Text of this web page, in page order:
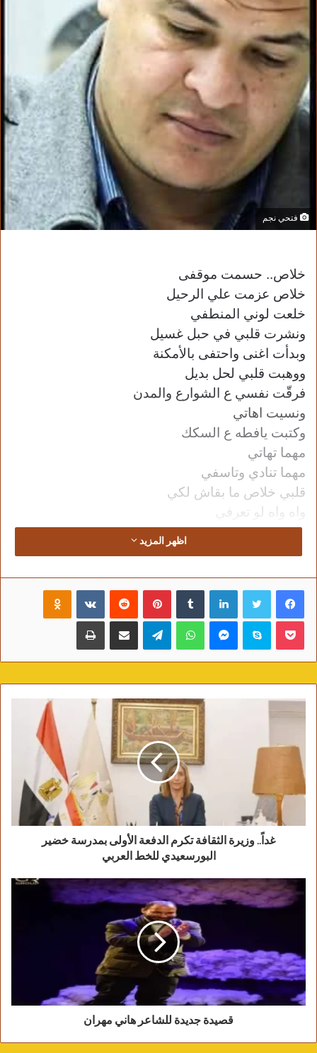
فتحي نجم
خلاص.. حسمت موقفى
خلاص عزمت علي الرحيل
خلعت لوني المنطفي
ونشرت قلبي في حبل غسيل
وبدأت اغنى واحتفى بالأمكنة
ووهبت قلبي لحل بديل
فرقّت نفسي ع الشوارع والمدن
ونسيت اهاتي
وكتبت يافطه ع السكك
مهما تهاتي
مهما تنادي وتاسفي
قلبي خلاص ما بقاش لكي
واه واه لو تعرفي
انا كنت احبك اد ايه
قررت انسي واروح بعيد
سور وما يعديش وانتي
انسي انك كنتي فيه
انسي كل لحظه عدت
وانتي مالكانى معاه
انتي بغض ما ينتهيش
انتي زيف جوا الحياه
انتى سجن بوش مدهب
انتي غصة في حلقى تتعب
والرجوع المستحيل
خلاص حسمت موقفى
خلاص عزمت علي الرحيل
اعرفى….
حُبك خلاص…
وبقولها من قلبي انتهى
شوفتى الملامح قد ايه متغيرة…….
شوفتى العيون اللي بكت
دلوقتى ايه……
وقد ايه انتى طلعتى صغّيرة
لمّا تفوتي قلب حبك وتسيبيه
كان للحياة بنّا ابتسامة..
وعلامه سايبة
اظهر المزيد
فيسبوك لينكدإن بينتيريست
بوكيت سكايب واتساب تيلقرام
غداً.. وزيرة الثقافة تكرم الدفعة الأولى بمدرسة خضير
البورسعيدي للخط العربي
قصيدة جديدة للشاعر هاني مهران